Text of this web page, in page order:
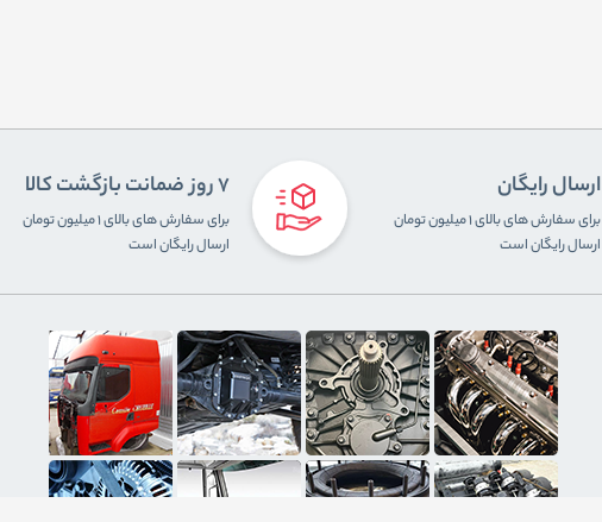
ارسال رایگان
برای سفارش های بالای ۱ میلیون تومان
ارسال رایگان است
7 روز ضمانت بازگشت کالا
برای سفارش های بالای ۱ میلیون تومان
ارسال رایگان است